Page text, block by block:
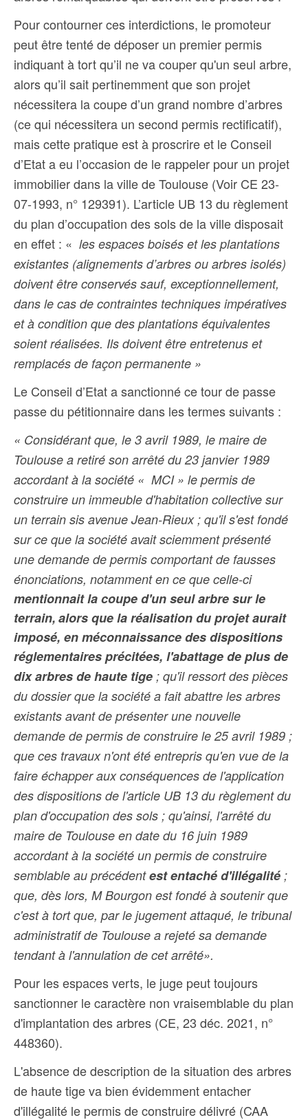
Pour contourner ces interdictions, le promoteur
peut être tenté de déposer un premier permis
indiquant à tort qu’il ne va couper qu'un seul arbre,
alors qu’il sait pertinemment que son projet
nécessitera la coupe d’un grand nombre d’arbres
(ce qui nécessitera un second permis rectificatif),
mais cette pratique est à proscrire et le Conseil
d’Etat a eu l’occasion de le rappeler pour un projet
immobilier dans la ville de Toulouse (Voir CE 23-
07-1993, n° 129391). L’article UB 13 du règlement
du plan d’occupation des sols de la ville disposait
en effet : « les espaces boisés et les plantations
existantes (alignements d’arbres ou arbres isolés)
doivent être conservés sauf, exceptionnellement,
dans le cas de contraintes techniques impératives
et à condition que des plantations équivalentes
soient réalisées. Ils doivent être entretenus et
remplacés de façon permanente »
Le Conseil d’Etat a sanctionné ce tour de passe
passe du pétitionnaire dans les termes suivants :
« Considérant que, le 3 avril 1989, le maire de
Toulouse a retiré son arrêté du 23 janvier 1989
accordant à la société « MCI » le permis de
construire un immeuble d'habitation collective sur
un terrain sis avenue Jean-Rieux ; qu'il s'est fondé
sur ce que la société avait sciemment présenté
une demande de permis comportant de fausses
énonciations, notamment en ce que celle-ci
mentionnait la coupe d'un seul arbre sur le
terrain,alors que la réalisation du projet aurait
imposé, en méconnaissance des dispositions
réglementaires précitées, l'abattage de plus de
dix arbres de haute tige ; qu'il ressort des pièces
du dossier que la société a fait abattre les arbres
existants avant de présenter une nouvelle
demande de permis de construire le 25 avril 1989 ;
que ces travaux n'ont été entrepris qu'en vue de la
faire échapper aux conséquences de l'application
des dispositions de l'article UB 13 du règlement du
plan d'occupation des sols ; qu'ainsi, l'arrêté du
maire de Toulouse en date du 16 juin 1989
accordant à la société un permis de construire
semblable au précédentest entaché d'illégalité ;
que, dès lors, M Bourgon est fondé à soutenir que
c'est à tort que, par le jugement attaqué, le tribunal
administratif de Toulouse a rejeté sa demande
tendant à l'annulation de cet arrêté».
Pour les espaces verts, le juge peut toujours
sanctionner le caractère non vraisemblable du plan
d'implantation des arbres (CE, 23 déc. 2021, n°
448360).
L'absence de description de la situation des arbres
de haute tige va bien évidemment entacher
d'illégalité le permis de construire délivré (CAA